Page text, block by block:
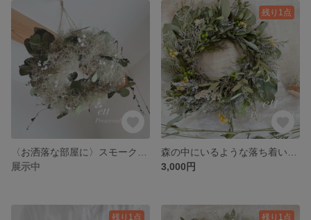
展示中
残り1点
3,000円
残り1点 残り1点